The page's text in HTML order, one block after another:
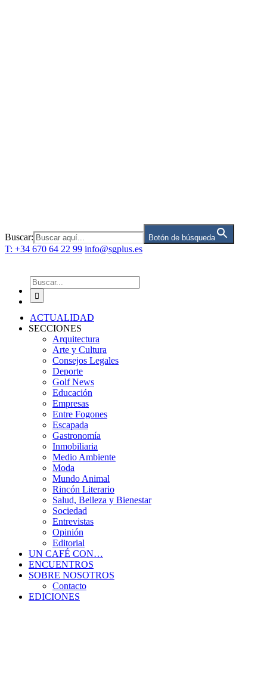
Buscar: Botón de búsqueda
T: +34 670 64 22 99 info@sgplus.es
Buscar:
ACTUALIDAD
SECCIONES
Arquitectura
Arte y Cultura
Consejos Legales
Deporte
Golf News
Educación
Empresas
Entre Fogones
Escapada
Gastronomía
Inmobiliaria
Medio Ambiente
Moda
Mundo Animal
Rincón Literario
Salud, Belleza y Bienestar
Sociedad
Entrevistas
Opinión
Editorial
UN CAFÉ CON…
ENCUENTROS
SOBRE NOSOTROS
Contacto
EDICIONES